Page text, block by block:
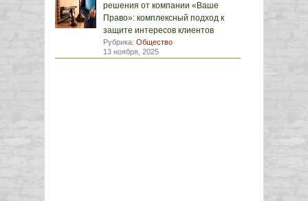
решения от компании «Ваше
Право»: комплексный подход к
защите интересов клиентов
Рубрика: Общество
13 ноября, 2025